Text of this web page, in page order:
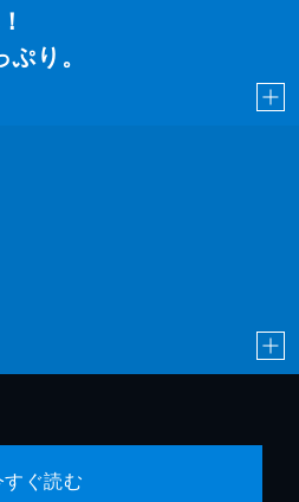
！
り。
すぐ読む